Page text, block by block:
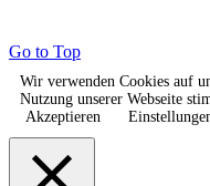
Go to Top
Wir verwenden Cookies auf
Nutzung unserer Webseite
Akzeptieren